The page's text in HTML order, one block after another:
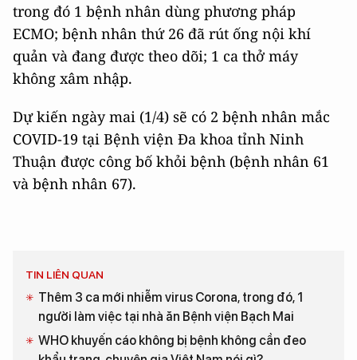
trong đó 1 bệnh nhân dùng phương pháp
ECMO; bệnh nhân thứ 26 đã rút ống nội khí
quản và đang được theo dõi; 1 ca thở máy
không xâm nhập.
Dự kiến ngày mai (1/4) sẽ có 2 bệnh nhân mắc
COVID-19 tại Bệnh viện Đa khoa tỉnh Ninh
Thuận được công bố khỏi bệnh (bệnh nhân 61
và bệnh nhân 67).
TIN LIÊN QUAN
Thêm 3 ca mới nhiễm virus Corona, trong đó, 1
người làm việc tại nhà ăn Bệnh viện Bạch Mai
WHO khuyến cáo không bị bệnh không cần đeo